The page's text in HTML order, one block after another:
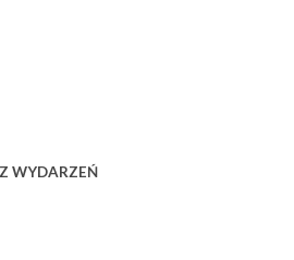
WYDARZEŃ